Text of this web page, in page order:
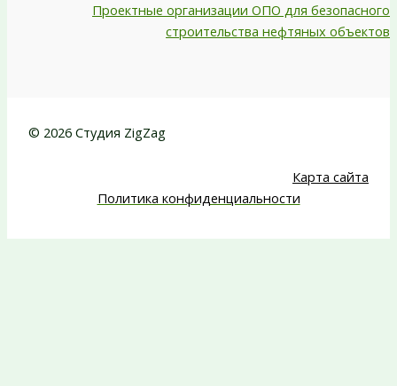
Проектные организации ОПО для безопасного
строительства нефтяных объектов
© 2026 Студия ZigZag
Карта сайта
Политика конфиденциальности